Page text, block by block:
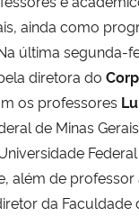
ainda como
última segunda-
diretora do
os professores
de Minas
além de professor
da Faculdade